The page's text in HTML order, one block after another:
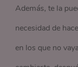
Además, te la
necesidad de
en los que no